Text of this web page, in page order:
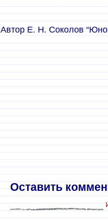
Автор Е. Н. Соколов
Оставить